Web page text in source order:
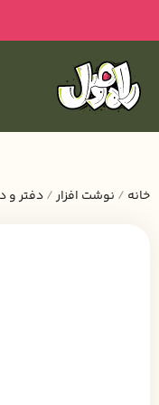
خانه / نوشت افزار/دفتر و